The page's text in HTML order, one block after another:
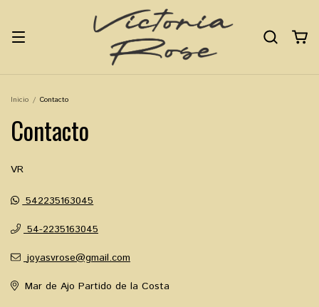
Inicio / Contacto
Contacto
VR
542235163045
54-2235163045
joyasvrose@gmail.com
Mar de Ajo Partido de la Costa